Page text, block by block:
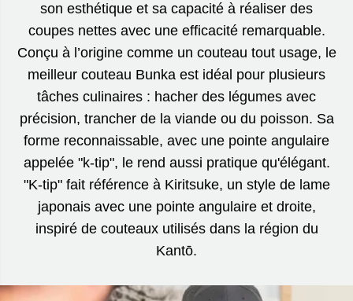
son esthétique et sa capacité à réaliser des
coupes nettes avec une efficacité remarquable.
Conçu à l’origine comme un couteau tout usage, le
meilleur couteau Bunka est idéal pour plusieurs
tâches culinaires : hacher des légumes avec
précision, trancher de la viande ou du poisson. Sa
forme reconnaissable, avec une pointe angulaire
appelée "k-tip", le rend aussi pratique qu'élégant.
"K-tip" fait référence à Kiritsuke, un style de lame
japonais avec une pointe angulaire et droite,
inspiré de couteaux utilisés dans la région du
Kantō.